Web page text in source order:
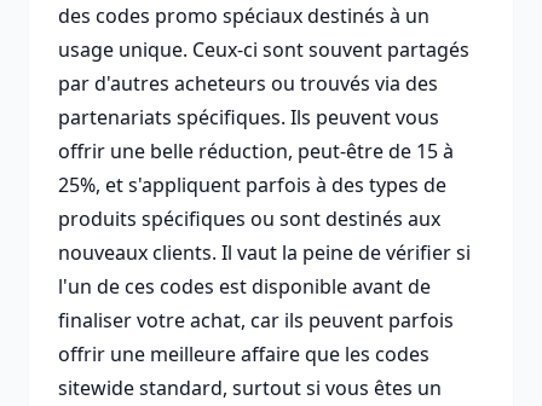
des codes promo spéciaux destinés à un
usage unique. Ceux-ci sont souvent partagés
par d'autres acheteurs ou trouvés via des
partenariats spécifiques. Ils peuvent vous
offrir une belle réduction, peut-être de 15 à
25%, et s'appliquent parfois à des types de
produits spécifiques ou sont destinés aux
nouveaux clients. Il vaut la peine de vérifier si
l'un de ces codes est disponible avant de
finaliser votre achat, car ils peuvent parfois
offrir une meilleure affaire que les codes
sitewide standard, surtout si vous êtes un